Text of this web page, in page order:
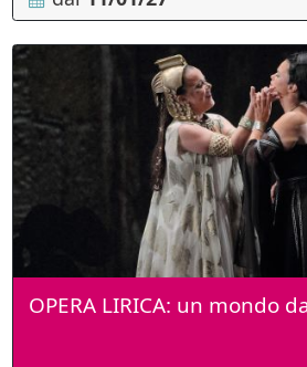
OPERA LIRICA: un mondo